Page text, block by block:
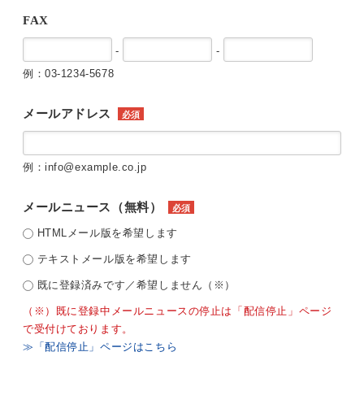
FAX
-
-
例：03-1234-5678
メールアドレス 必須
例：info@example.co.jp
メールニュース（無料） 必須
HTMLメール版を希望します
テキストメール版を希望します
既に登録済みです／希望しません（※）
（※）既に登録中メールニュースの停止は「配信停止」ページ
で受付けております。
≫「配信停止」ページはこちら